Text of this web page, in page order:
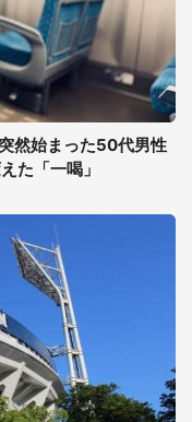
然始まった50代男性
た「一喝」